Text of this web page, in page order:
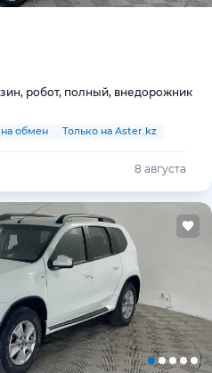
робот, полный, внедорожник
обмен Только на Aster.kz
8 августа